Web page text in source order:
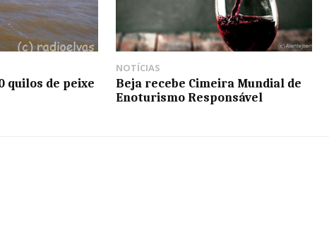
quilos de peixe
NOTÍCIAS
Beja recebe Cimeira Mundial de
Enoturismo Responsável